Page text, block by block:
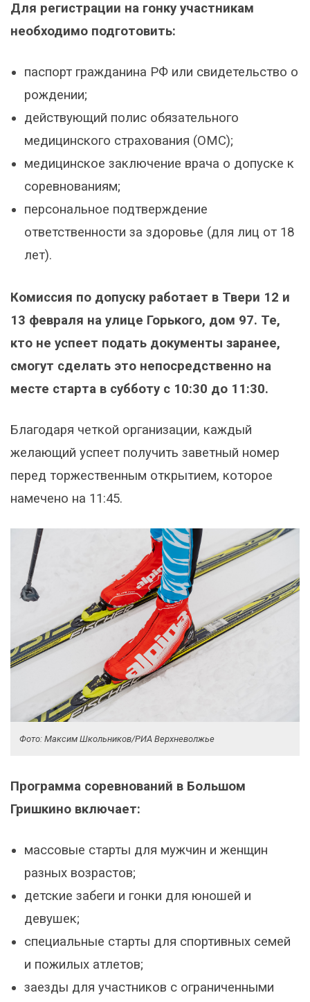
Для регистрации на гонку участникам
необходимо подготовить:
паспорт гражданина РФ или свидетельство о
рождении;
действующий полис обязательного
медицинского страхования (ОМС);
медицинское заключение врача о допуске к
соревнованиям;
персональное подтверждение
ответственности за здоровье (для лиц от 18
лет).
Комиссия по допуску работает в Твери 12 и
13 февраля на улице Горького, дом 97. Те,
кто не успеет подать документы заранее,
смогут сделать это непосредственно на
месте старта в субботу с 10:30 до 11:30.
Благодаря четкой организации, каждый
желающий успеет получить заветный номер
перед торжественным открытием, которое
намечено на 11:45.
Фото: Максим Школьников/РИА Верхневолжье
Программа соревнований в Большом
Гришкино включает:
массовые старты для мужчин и женщин
разных возрастов;
детские забеги и гонки для юношей и
девушек;
специальные старты для спортивных семей
и пожилых атлетов;
заезды для участников с ограниченными